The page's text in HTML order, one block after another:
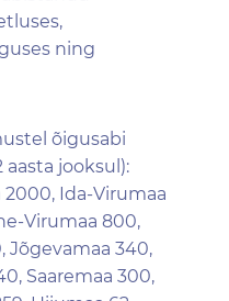
ning
õigusabi
jooksul):
Ida-Virumaa
Virumaa 800,
Jõgevamaa 340,
Saaremaa 300,